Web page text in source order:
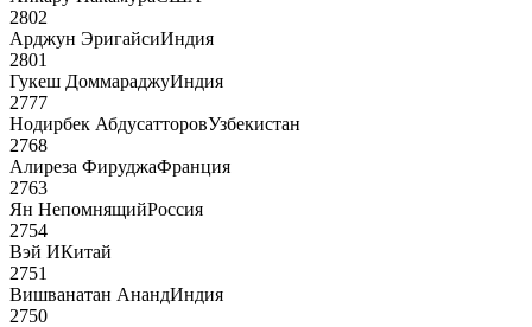
2802
Арджун ЭригайсиИндия
2801
Гукеш ДоммараджуИндия
2777
Нодирбек АбдусатторовУзбекистан
2768
Алиреза ФируджаФранция
2763
Ян НепомнящийРоссия
2754
Вэй ИКитай
2751
Вишванатан АнандИндия
2750